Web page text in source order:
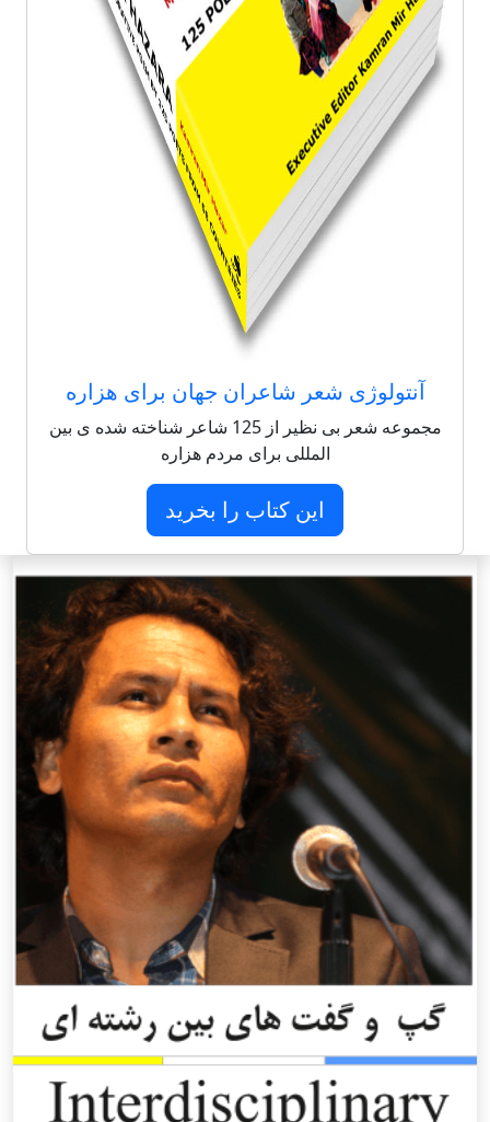
آنتولوژی شعر شاعران جهان برای هزاره
مجموعه شعر بی نظیر از 125 شاعر شناخته شده ی بین
المللی برای مردم هزاره
این کتاب را بخرید